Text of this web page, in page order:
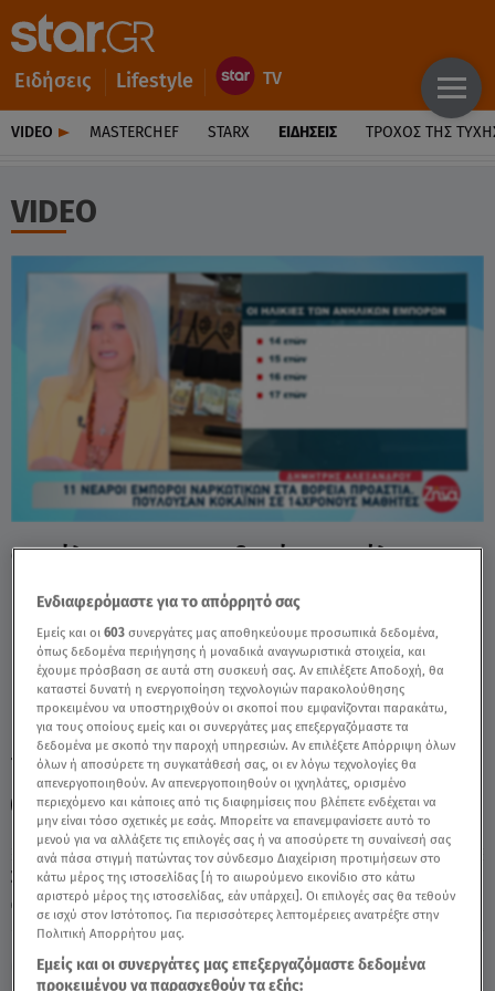
Ειδήσεις Lifestyle
VIDEO MASTERCHEF STARX ΕΙΔΉΣΕΙΣ ΤΡΟΧΌΣ ΤΗΣ
VIDEO
Σάββατο 8 Αυγούστου 2026
12.06.26, 14:49 ΕΛΛΑΔΑ
Οι Διάλογοι Και Οι Κωδικοί Των Ανήλικων
TAGS: ΝΑΡΚΩΤΙΚΑ ΑΝΗΛΙΚΑ ΒΟΡΕΙΑ ΠΡΟΑΣΤΙΑ
ΚΟΚΑΪΝΗ
Ενδιαφερόμαστε για το απόρρητό σας
Εμείς και οι603 συνεργάτες μας αποθηκεύουμε προσωπικά δεδομένα,
όπως δεδομένα περιήγησης ή μοναδικά αναγνωριστικά στοιχεία, και
έχουμε πρόσβαση σε αυτά στη συσκευή σας. Αν επιλέξετε Αποδοχή, θα
καταστεί δυνατή η ενεργοποίηση τεχνολογιών παρακολούθησης
προκειμένου να υποστηριχθούν οι σκοποί που εμφανίζονται παρακάτω,
για τους οποίους εμείς και οι συνεργάτες μας επεξεργαζόμαστε τα
δεδομένα με σκοπό την παροχή υπηρεσιών. Αν επιλέξετε Απόρριψη όλων
όλων ή αποσύρετε τη συγκατάθεσή σας, οι εν λόγω τεχνολογίες θα
απενεργοποιηθούν. Αν απενεργοποιηθούν οι ιχνηλάτες, ορισμένο
περιεχόμενο και κάποιες από τις διαφημίσεις που βλέπετε ενδέχεται να
μην είναι τόσο σχετικές με εσάς. Μπορείτε να επανεμφανίσετε αυτό το
μενού για να αλλάξετε τις επιλογές σας ή να αποσύρετε τη συναίνεσή σας
ανά πάσα στιγμή πατώντας τον σύνδεσμο Διαχείριση προτιμήσεων στο
κάτω μέρος της ιστοσελίδας [ή το αιωρούμενο εικονίδιο στο κάτω
αριστερό μέρος της ιστοσελίδας, εάν υπάρχει]. Οι επιλογές σας θα τεθούν
σε ισχύ στον Ιστότοπος. Για περισσότερες λεπτομέρειες ανατρέξτε στην
Πολιτική Απορρήτου μας.
Εμείς και οι συνεργάτες μας επεξεργαζόμαστε δεδομένα
προκειμένου να παρασχεθούν τα εξής: